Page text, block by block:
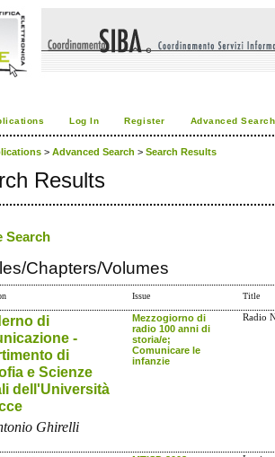
Log In Register Advanced Search
> Advanced Search > Search Results
Results
Search
Chapters/Volumes
Issue Title
di
-
di
e Scienze
dell'Università
Mezzogiorno di
radio 100 anni di
storia/e;
Comunicare le
infanzie
Radio
Ghirelli